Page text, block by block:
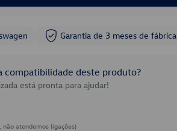
Garantia de 3 meses de fábrica
compatibilidade deste produto?
está pronta para ajudar!
não atendemos ligações)